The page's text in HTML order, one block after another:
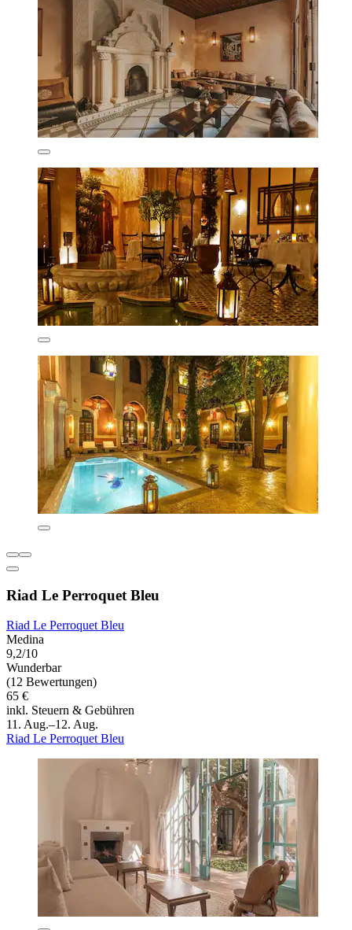
Riad Le Perroquet Bleu
Riad Le Perroquet Bleu
Medina
9,2/10
Wunderbar
(12 Bewertungen)
65 €
inkl. Steuern & Gebühren
11. Aug.–12. Aug.
Riad Le Perroquet Bleu